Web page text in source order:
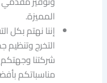
المميزة.
إننا نهتم بكل
التخرج وتنظيم
شركتنا وجهتكم
مناسباتكم